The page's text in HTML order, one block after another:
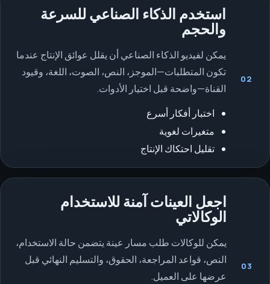
02
استخدم الذكاء الصناعي للسرعة
والحجم
يمكن لفيديو الذكاء الصناعي أن يقلل عوائق الإنتاج عندما
تكون المتطلبات—الموجز، النص، الصوت، اللغة، وقيود
القناة—واضحة قبل اختيار الأدوات.
اختبار أفكار أسرع
متغيرات لغوية
تقليل احتكاك الإنتاج
03
اجعل العينات آمنة للاستخدام
الوكالاتي
يمكن للوكالات طلب مسار عينة يتضمن حالة الاستخدام،
النص، قواعد المراجعة، الحقوق، والتسليم النهائي قبل
عرضها على العميل.